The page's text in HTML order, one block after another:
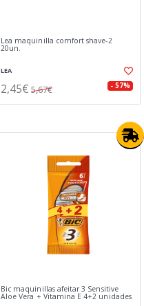
Lea maquinilla comfort shave-2
20un.
LEA
2,45€ 5,67€ - 57%
Bic maquinillas afeitar 3 Sensitive
Aloe Vera + Vitamina E 4+2 unidades